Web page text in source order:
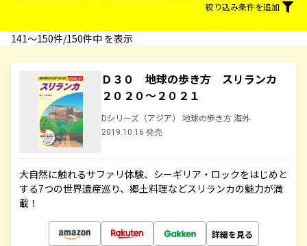
絞り込み条件を追加
141〜150件/150件中 を表示
Ｄ３０ 地球の歩き方 スリランカ
２０２０～２０２１
Dシリーズ（アジア） 地球の歩き方 海外
2019.10.16 発売
大自然に触れるサファリ体験、シーギリア・ロックをはじめと
する7つの世界遺産巡り、郷土料理などスリランカの魅力が満
載！
詳細を見る